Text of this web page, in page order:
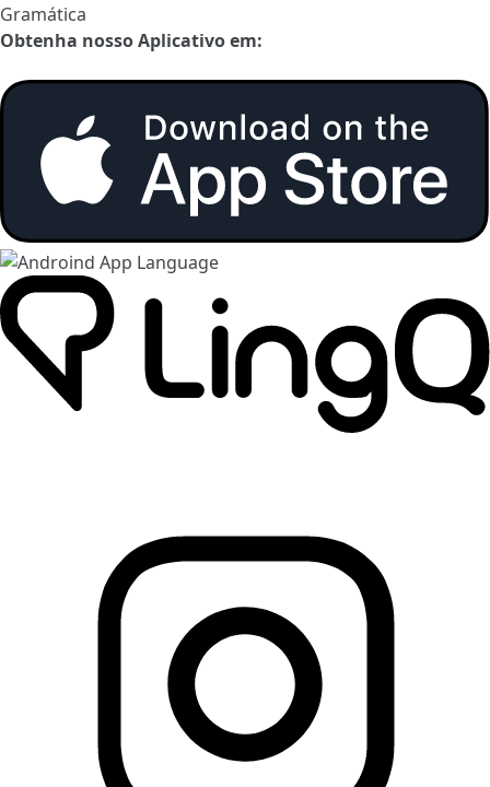
Gramática
Obtenha nosso Aplicativo em: